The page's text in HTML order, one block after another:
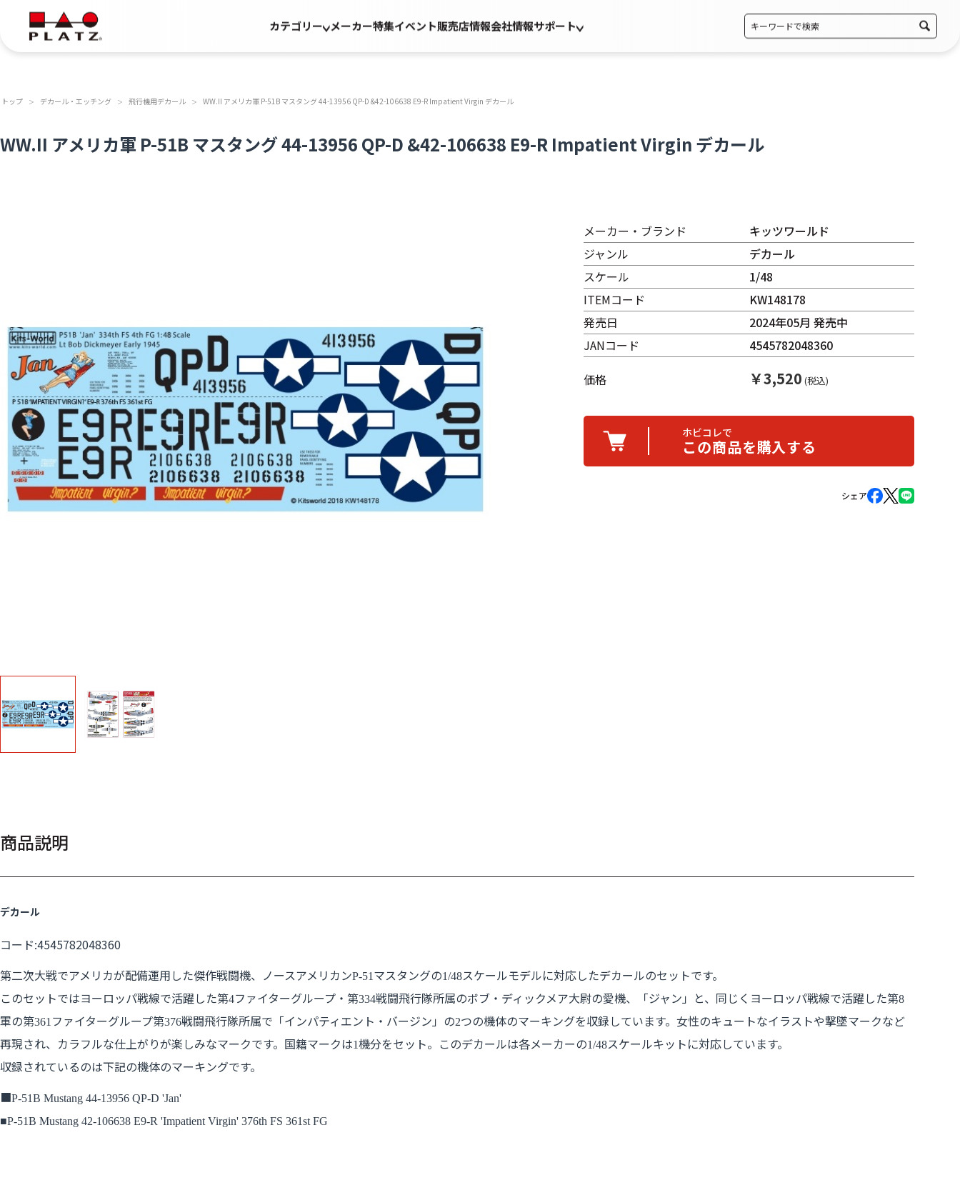
カテゴリー メーカー特集イベント販売店情報会社情報サポート
トップ ＞ デカール・エッチング ＞ 飛行機用デカール ＞ WW.II アメリカ軍 P-51B マスタング 44-13956 QP-D &42-106638 E9-R Impatient Virgin デカール
WW.II アメリカ軍 P-51B マスタング 44-13956 QP-D &42-106638 E9-R Impatient Virgin デカール
メーカー・ブランド
キッツワールド
ジャンル
デカール
スケール
1/48
ITEMコード
KW148178
発売日
2024年05月 発売中
JANコード
4545782048360
価格
￥3,520 (税込)
ホビコレで
この商品を購入する
シェア
商品説明
デカール
コード:4545782048360
第二次大戦でアメリカが配備運用した傑作戦闘機、ノースアメリカンP-51 マスタングの1/48スケールモデルに対応したデカールのセットです。
このセットではヨーロッパ戦線で活躍した第4ファイターグループ・第334戦闘飛行隊所属のボブ・ディックメア大尉の愛機、「ジャン」と、同じくヨーロッパ戦線で活躍した第8
軍の第361 ファイターグループ第376戦闘飛行隊所属で「インパティエント・バージン」の2つの機体のマーキングを収録しています。女性のキュートなイラストや撃墜マークなど
再現され、カラフルな仕上がりが楽しみなマークです。国籍マークは1機分をセット。このデカールは各メーカーの1/48スケールキットに対応しています。
収録されているのは下記の機体のマーキングです。
■P-51B Mustang 44-13956 QP-D 'Jan'
■P-51B Mustang 42-106638 E9-R 'Impatient Virgin' 376th FS 361st FG